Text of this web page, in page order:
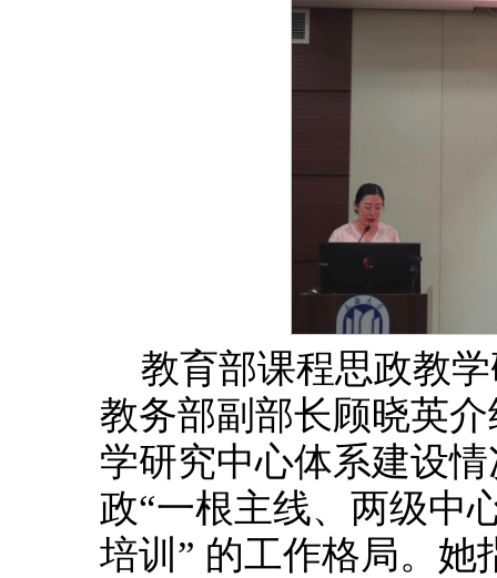
教育部课程思政教
教务部副部长顾晓英
学研究中心体系建设
政“一根主线、两级中
培训” 的工作格局。她